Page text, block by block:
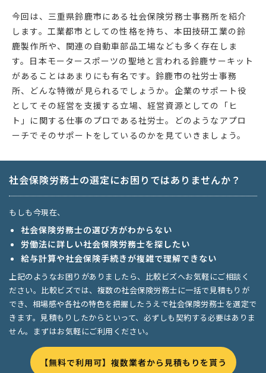
今回は、三重県鈴鹿市にある社会保険労務士事務所を紹介
します。工業都市としての性格を持ち、本田技研工業の鈴
鹿製作所や、関連の自動車部品工場なども多く存在しま
す。日本モータースポーツの聖地と言われる鈴鹿サーキット
があることはあまりにも有名です。鈴鹿市の社労士事務
所、どんな特徴が見られるでしょうか。企業のサポート役
としてその経営を支援する立場、経営資源としての「ヒ
ト」に関する仕事のプロである社労士。どのようなアプロ
ーチでそのサポートをしているのかを見ていきましょう。
社会保険労務士の選定にお困りではありませんか？
もしも今現在、
社会保険労務士の選び方がわからない
労働法に詳しい社会保険労務士を探したい
給与計算や社会保険手続きが複雑で理解できない
上記のようなお困りがありましたら、比較ビズへお気軽にご相談く
ださい。比較ビズでは、複数の社会保険労務士に一括で見積もりが
でき、相場感や各社の特色を把握したうえで社会保険労務士を選定で
きます。見積もりしたからといって、必ずしも契約する必要はありま
せん。まずはお気軽にご利用ください。
【無料で利用可】複数業者から見積もりを貰う